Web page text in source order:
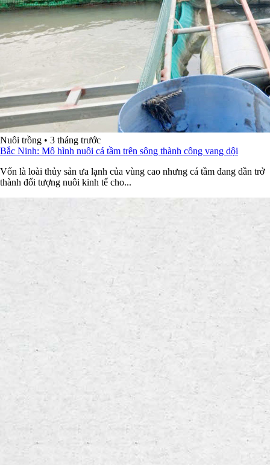
Nuôi trồng • 3 tháng trước
Bắc Ninh: Mô hình nuôi cá tầm trên sông thành công vang dội
Vốn là loài thủy sản ưa lạnh của vùng cao nhưng cá tầm đang dần trở
thành đối tượng nuôi kinh tế cho...